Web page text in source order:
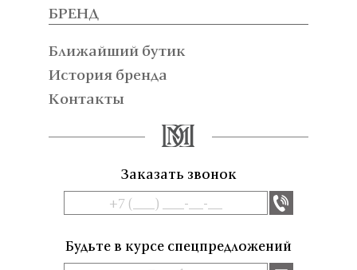
БРЕНД
Ближайший бутик
История бренда
Контакты
Заказать звонок
Будьте в курсе спецпредложений